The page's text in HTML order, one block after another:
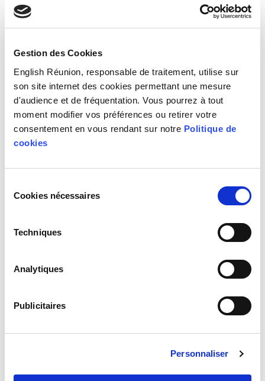
Gestion des Cookies
English Réunion, responsable de traitement, utilise sur
son site internet des cookies permettant une mesure
d'audience et de fréquentation. Vous pourrez à tout
moment modifier vos préférences ou retirer votre
consentement en vous rendant sur notre Politique de
cookies
duCookies nécessaires
Techniques
Analytiques
Publicitaires
Personnaliser
Avec un travail régulier, ne serait-ce que sur un an, les
résultats peuvent être impressionnants, en termes de
connaissance mais aussi au niveau de la confiance de l’élève.
Pour ceux qui ont un enfant en difficulté ou dissipé, ne vous
découragez pas, en apprenant lentement mais sûrement, les
divers obstacles disparaissent progressivement. Les cours
font délibérément appel à des activités ludiques pour que
motivé.
Programme en PDF
134 Rue Paul Demange